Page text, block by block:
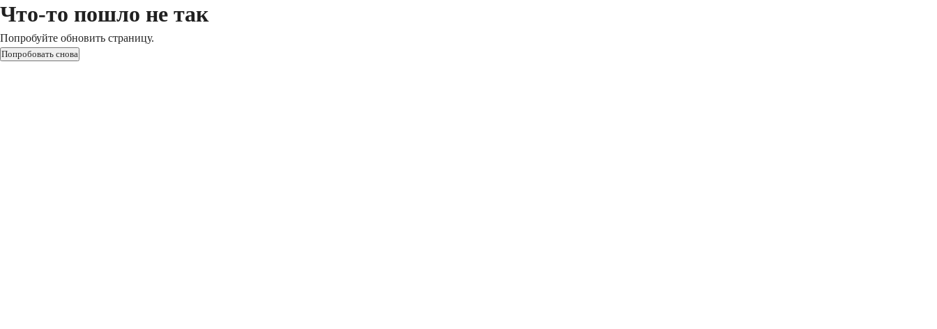
Что-то пошло не так
Попробуйте обновить страницу.
Попробовать снова